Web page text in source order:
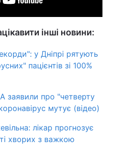
інші новини:
у Дніпрі рятують
пацієнтів зі 100%
заявили про "четверту
мутує (відео)
лікар прогнозує
хворих з важкою